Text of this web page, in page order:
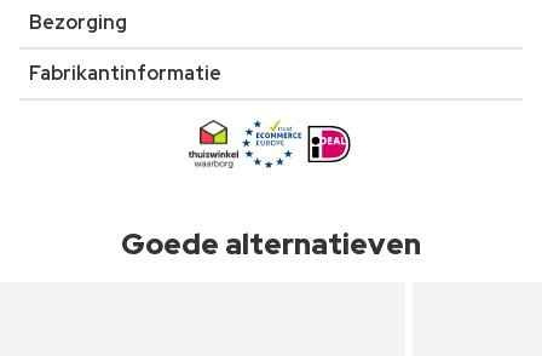
Bezorging
Fabrikantinformatie
Goede alternatieven